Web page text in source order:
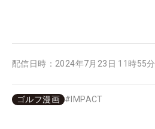
配信日時： 2024年7月23日 11時55分
ゴルフ漫画 # IMPACT